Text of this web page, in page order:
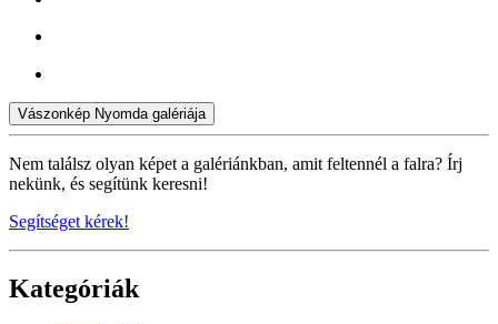
Vászonkép Nyomda galériája
Nem találsz olyan képet a galériánkban, amit feltennél a falra? Írj
nekünk, és segítünk keresni!
Segítséget kérek!
Kategóriák